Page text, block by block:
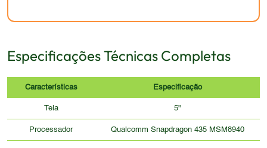
Especificações Técnicas Completas
Características Especificação
Tela 5"
Processador Qualcomm Snapdragon 435 MSM8940